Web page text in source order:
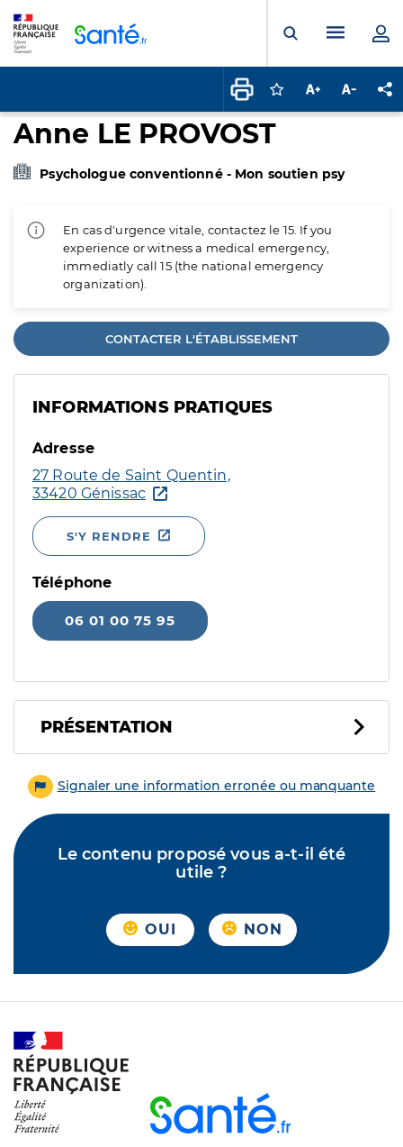
Ouvrir laMenu
Connectez-vous
Augmenter la
Anne LE PROVOST
Psychologue conventionné - Mon soutien psy
En cas d'urgence vitale, contactez le 15. If you
experience or witness a medical emergency,
immediatly call 15 (the national emergency
organization).
CONTACTER L'ÉTABLISSEMENT
INFORMATIONS PRATIQUES
Adresse
27 Route de Saint Quentin,
33420 Génissac
S'Y RENDRE
Téléphone
06 01 00 75 95
PRÉSENTATION
Signaler une information erronée ou manquante
Le contenu proposé vous a-t-il été
utile ?
OUI NON